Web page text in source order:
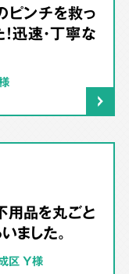
ピンチを救っ
迅速・丁寧な
用品を丸ごと
ました。
区 Y様